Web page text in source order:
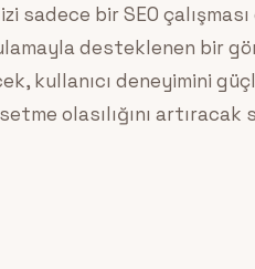
sadece bir SEO
desteklenen bir
kullanıcı deneyimini
olasılığını